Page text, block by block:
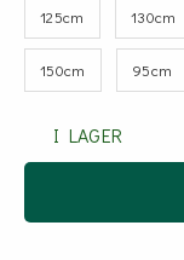
125cm 130cm
150cm 95cm
I LAGER